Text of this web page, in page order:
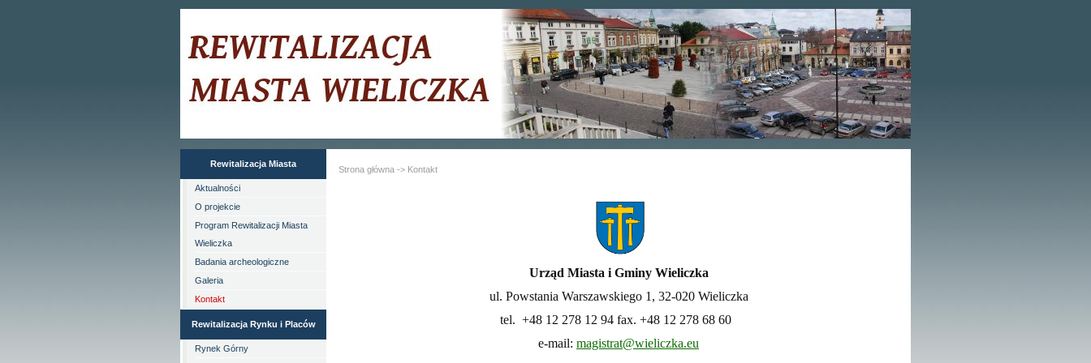
Rewitalizacja Miasta
Aktualności
O projekcie
Program Rewitalizacji Miasta
Wieliczka
Badania archeologiczne
Galeria
Kontakt
Rewitalizacja Rynku i Placów
Rynek Górny
Strona główna -> Kontakt
Urząd Miasta i Gminy Wieliczka
ul. Powstania Warszawskiego 1, 32-020 Wieliczka
tel. +48 12 278 12 94 fax. +48 12 278 68 60
e-mail: magistrat@wieliczka.eu